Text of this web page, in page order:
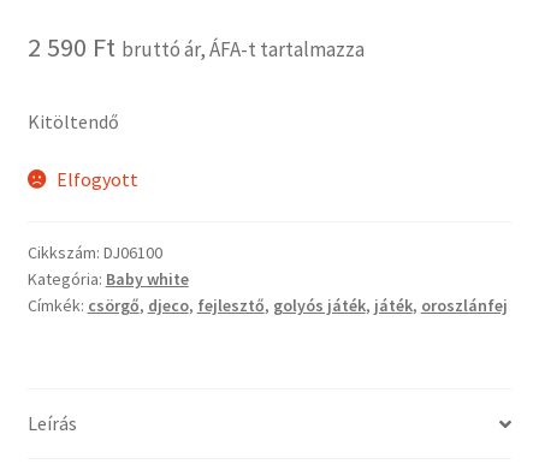
Wonder Wheels autók
2 590 Ft bruttó ár, ÁFA-t tartalmazza
Kitöltendő
Elfogyott
Cikkszám: DJ06100
Kategória: Baby white
Címkék: csörgő, djeco, fejlesztő, golyós játék, játék, oroszlánfej
Leírás